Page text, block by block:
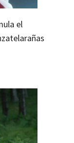
el